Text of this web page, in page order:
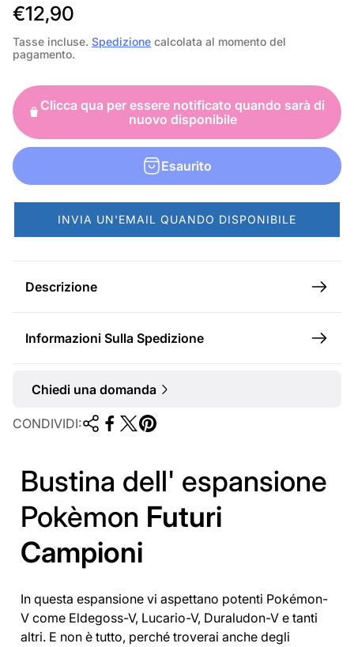
P
r
e
z
z
o
n
o
r
m
€12,90
Tasse incluse. Spedizione calcolata al momento del
pagamento.
Clicca qua per essere notificato quando sarà di
nuovo disponibile
Esaurito
INVIA UN'EMAIL QUANDO DISPONIBILE
Descrizione
Informazioni Sulla Spedizione
Chiedi una domanda
CONDIVIDI:
Bustina dell' espansione
Pokèmon Futuri
Campioni
In questa espansione vi aspettano potenti Pokémon-
V come Eldegoss-V, Lucario-V, Duraludon-V e tanti
altri. E non è tutto, perché troverai anche degli